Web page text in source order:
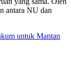
antara NU dan
untuk Mantan